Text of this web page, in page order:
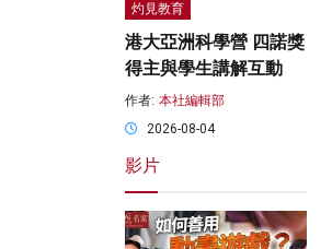
灼見教育
港大亞洲科學營 四諾獎
得主與學生講解互動
作者: 本社編輯部
2026-08-04
影片